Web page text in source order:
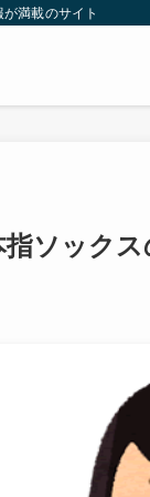
満載のサイト
指ソック